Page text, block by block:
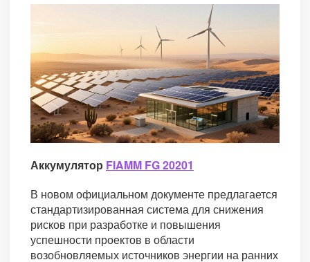
Аккумулятор FIAMM FG 20201
В новом официальном документе предлагается
стандартизированная система для снижения
рисков при разработке и повышения
успешности проектов в области
возобновляемых источников энергии на ранних